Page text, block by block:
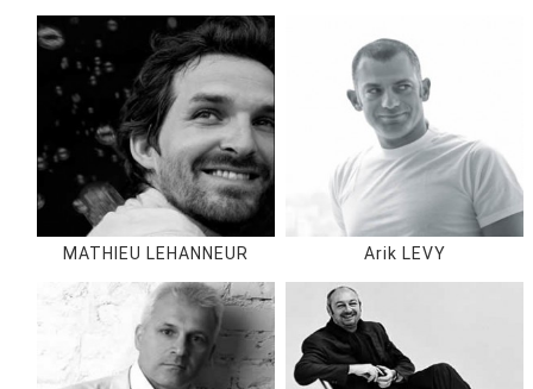
MATHIEU LEHANNEUR Arik LEVY